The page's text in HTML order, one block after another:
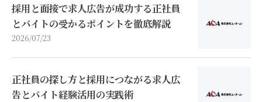
採用と面接で求人広告が成功する正社員
とバイトの受かるポイントを徹底解説
2026/07/23
正社員の探し方と採用につながる求人広
告とバイト経験活用の実践術